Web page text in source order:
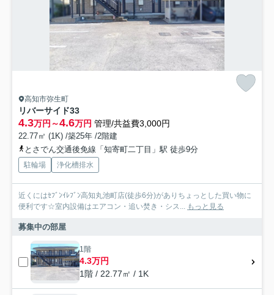
高知市弥生町
リバーサイド33
4.3万円～4.6万円 管理/共益費3,000円
22.77㎡ (1K) /築25年 /2階建
とさでん交通後免線「知寄町二丁目」駅 徒歩9分
駐輪場 浄化槽排水
近くにはｾﾌﾞﾝｲﾚﾌﾞﾝ高知丸池町店(徒歩6分)がありちょっとした買い物に
便利です☆室内設備はエアコン・追い焚き・シス... もっと見る
募集中の部屋
1階
4.3万円
1階 / 22.77㎡ / 1K